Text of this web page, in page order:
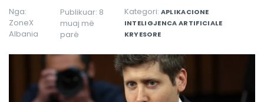
Nga:
ZoneX
Albania
Publikuar: 8
muaj më
parë
Kategori: APLIKACIONE
INTELIGJENCA ARTIFICIALE
KRYESORE